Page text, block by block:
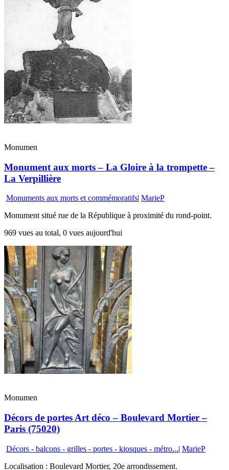
Monumen
Monument aux morts – La Gloire à la trompette –
La Verpillière
Monuments aux morts et commémoratifs| MarieP
Monument situé rue de la République à proximité du rond-point.
969 vues au total, 0 vues aujourd'hui
Monumen
Décors de portes Art déco – Boulevard Mortier –
Paris (75020)
Décors - balcons - grilles - portes - kiosques - métro...| MarieP
Localisation : Boulevard Mortier, 20e arrondissement.